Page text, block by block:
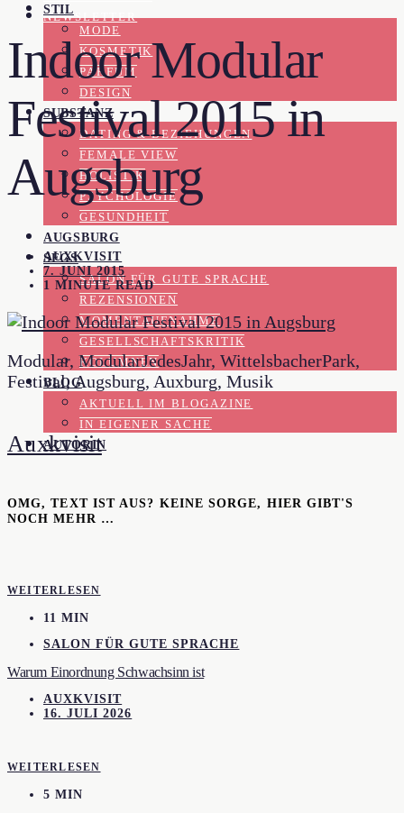
NEWSLETTER
STIL
MODE
KOSMETIK
PARFUM
DESIGN
SUBSTANZ
DATING & BEZIEHUNGEN
FEMALE VIEW
HOLISTIK
PSYCHOLOGIE
GESUNDHEIT
AUGSBURG
SFGS
SALON FÜR GUTE SPRACHE
REZENSIONEN
MOMENTAUFNAHME
GESELLSCHAFTSKRITIK
KOLUMNEN
BLOG
AKTUELL IM BLOGAZINE
IN EIGENER SACHE
AUTORIN
Indoor Modular
Festival 2015 in
Augsburg
AUXKVISIT
7. JUNI 2015
1 MINUTE READ
Modular, ModularJedesJahr, WittelsbacherPark,
Festival, Augsburg, Auxburg, Musik
Auxkvisit
OMG, TEXT IST AUS? KEINE SORGE, HIER GIBT'S
NOCH MEHR …
WEITERLESEN
11 MIN
SALON FÜR GUTE SPRACHE
Warum Einordnung Schwachsinn ist
AUXKVISIT
16. JULI 2026
WEITERLESEN
5 MIN